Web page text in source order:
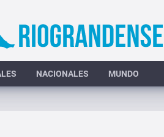
NACIONALES MUNDO